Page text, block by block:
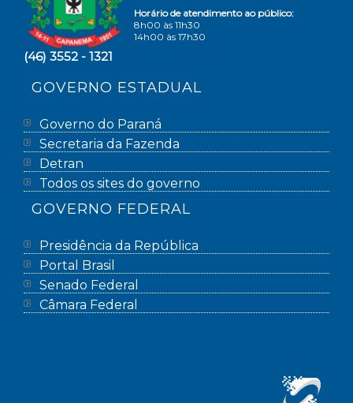
Horário de atendimento ao público:
8h00 às 11h30
14h00 às 17h30
(46) 3552 - 1321
GOVERNO ESTADUAL
Governo do Paraná
Secretaria da Fazenda
Detran
Todos os sites do governo
GOVERNO FEDERAL
Presidência da República
Portal Brasil
Senado Federal
Câmara Federal